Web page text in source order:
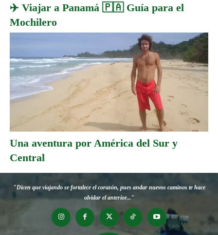
✈️ Viajar a Panamá 🇵🇦 Guía para el
Mochilero
Una aventura por América del Sur y
Central
"Dicen que viajando se fortalece el corazón, pues andar nuevos caminos te hace
olvidar el anterior..."